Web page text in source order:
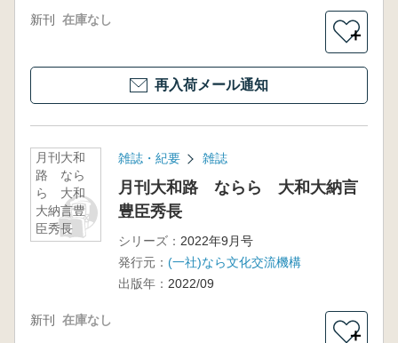
新刊 在庫なし
＋
再入荷メール通知
月刊大和
路 なら
ら 大和
大納言豊
臣秀長
雑誌・紀要 雑誌
月刊大和路 ならら 大和大納言
豊臣秀長
シリーズ： 2022年9月号
発行元： (一社)なら文化交流機構
出版年： 2022/09
新刊 在庫なし
＋